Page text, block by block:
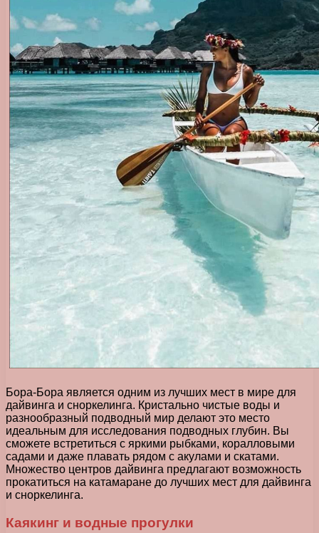
Бора-Бора является одним из лучших мест в мире для
дайвинга и сноркелинга. Кристально чистые воды и
разнообразный подводный мир делают это место
идеальным для исследования подводных глубин. Вы
сможете встретиться с яркими рыбками, коралловыми
садами и даже плавать рядом с акулами и скатами.
Множество центров дайвинга предлагают возможность
прокатиться на катамаране до лучших мест для дайвинга
и сноркелинга.
Каякинг и водные прогулки